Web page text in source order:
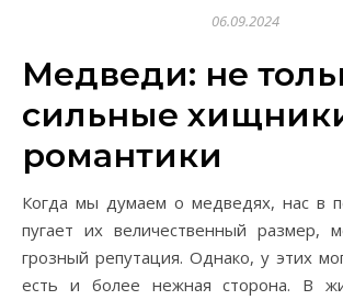
06.09.2024
Медведи: не
сильные
романтики
Когда мы думаем о медведях, нас в первую очередь
пугает их величественный
грозный репутация. Однако, у этих
есть и более нежная сторона. В